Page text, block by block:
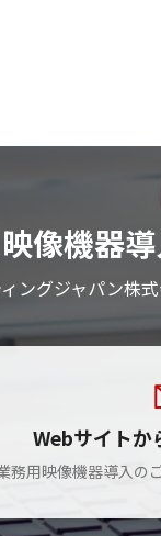
像機器
ングジャパン株
Webサイトか
務用映像機器導入の